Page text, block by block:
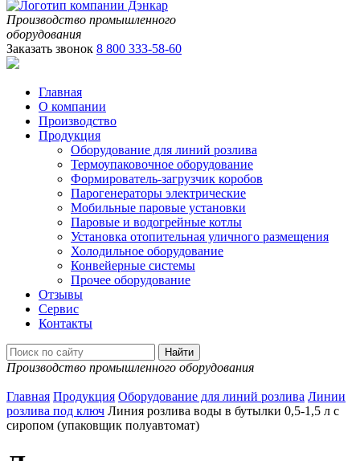
Производство промышленного
оборудования
Заказать звонок 8 800 333-58-60
Главная
О компании
Производство
Продукция
Оборудование для линий розлива
Термоупаковочное оборудование
Формирователь-загрузчик коробов
Парогенераторы электрические
Мобильные паровые установки
Паровые и водогрейные котлы
Установка отопительная уличного размещения
Холодильное оборудование
Конвейерные системы
Прочее оборудование
Отзывы
Сервис
Контакты
Производство промышленного оборудования
Главная Продукция Оборудование для линий розлива Линии
розлива под ключ Линия розлива воды в бутылки 0,5-1,5 л с
сиропом (упаковщик полуавтомат)